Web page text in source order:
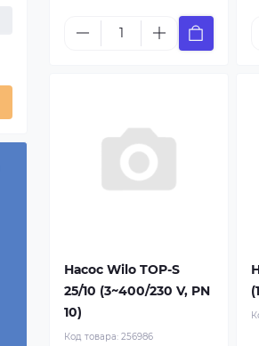
Насос Wilo TOP-S
25/10 (3~400/230 V, PN
10)
Код товара: 256986